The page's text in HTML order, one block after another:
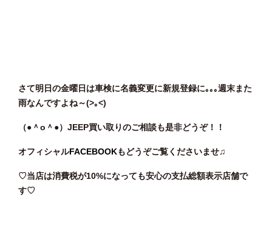
さて明日の金曜日は車検に名義変更に新規登録に｡｡｡週末また
雨なんですよね～(>｡<)
（●＾o ＾●）JEEP買い取りのご相談も是非どうぞ！！
オフィシャルFACEBOOKもどうぞご覧くださいませ♫
♡当店は消費税が10%になっても安心の支払総額表示店舗で
す♡